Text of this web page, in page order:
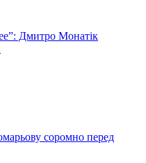
Дмитро Монатік
соромно перед